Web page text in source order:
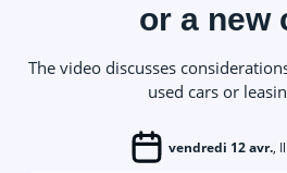
or a new
The video discusses
used cars or
vendredi 12 avr.,